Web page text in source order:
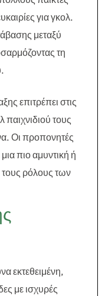
για γκολ.
μεταξύ
τη
επιτρέπει στις
τους
Οι προπονητές
πιο αμυντική ή
ρόλους των
εκτεθειμένη,
με ισχυρές